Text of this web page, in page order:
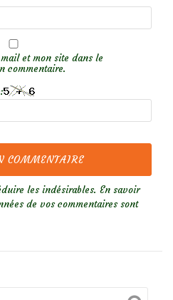
et mon site dans le
commentaire.
les indésirables. En savoir
de vos commentaires sont